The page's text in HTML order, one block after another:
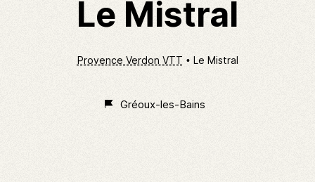
Le Mistral
Provence Verdon VTT Le Mistral
Gréoux-les-Bains